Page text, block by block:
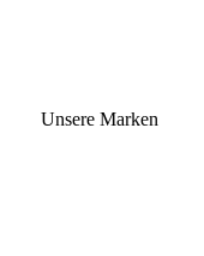
Unsere Marken